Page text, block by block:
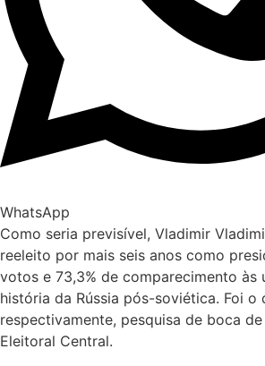
WhatsApp
Como seria previsível, Vladimir
reeleito por mais seis anos como
votos e 73,3% de comparecimento às
história da Rússia pós-soviética. Foi o
respectivamente, pesquisa de boca
Eleitoral Central.